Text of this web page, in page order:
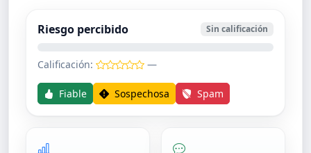
Riesgo percibido Sin calificación
Calificación: —
Fiable Sospechosa Spam